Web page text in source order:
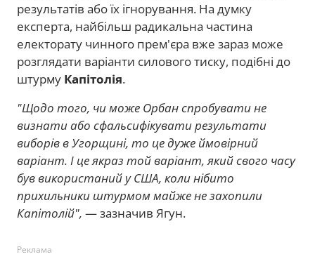
результатів або їх ігнорування. На думку
експерта, найбільш радикальна частина
електорату чинного прем'єра вже зараз може
розглядати варіанти силового тиску, подібні до
штурму Капітолія.
"Щодо того, чи може Орбан спробувати не
визнати або сфальсифікувати результати
виборів в Угорщині, то це дуже ймовірний
варіант. І це якраз той варіант, який свого часу
був використаний у США, коли нібито
прихильники штурмом майже не захопили
Капітолій", — зазначив Ягун.
Реклама